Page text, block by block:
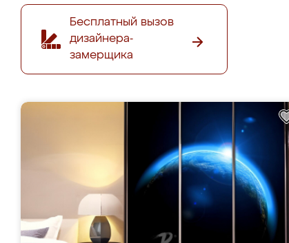
Бесплатный вызов
дизайнера-
замерщика